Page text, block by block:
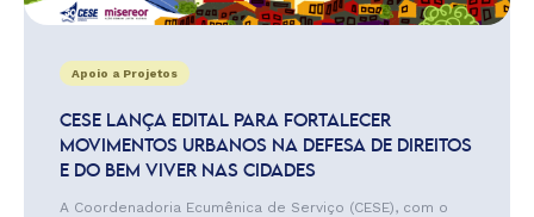
Apoio a Projetos
CESE LANÇA EDITAL PARA FORTALECER
MOVIMENTOS URBANOS NA DEFESA DE DIREITOS
E DO BEM VIVER NAS CIDADES
A Coordenadoria Ecumênica de Serviço (CESE), com o